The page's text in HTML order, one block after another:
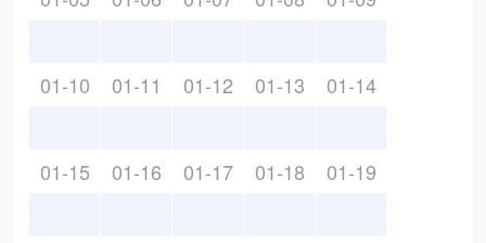
01-10 01-11 01-12 01-13 01-14
01-15 01-16 01-17 01-18 01-19